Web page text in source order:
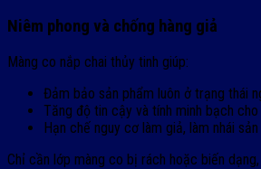
Niêm phong và chống hàng giả
Màng co nắp chai thủy tinh giúp:
Đảm bảo sản phẩm luôn ở trạng thái
Tăng độ tin cậy và tính minh bạch cho
Hạn chế nguy cơ làm giả, làm nhái sản
Chỉ cần lớp màng co bị rách hoặc biến